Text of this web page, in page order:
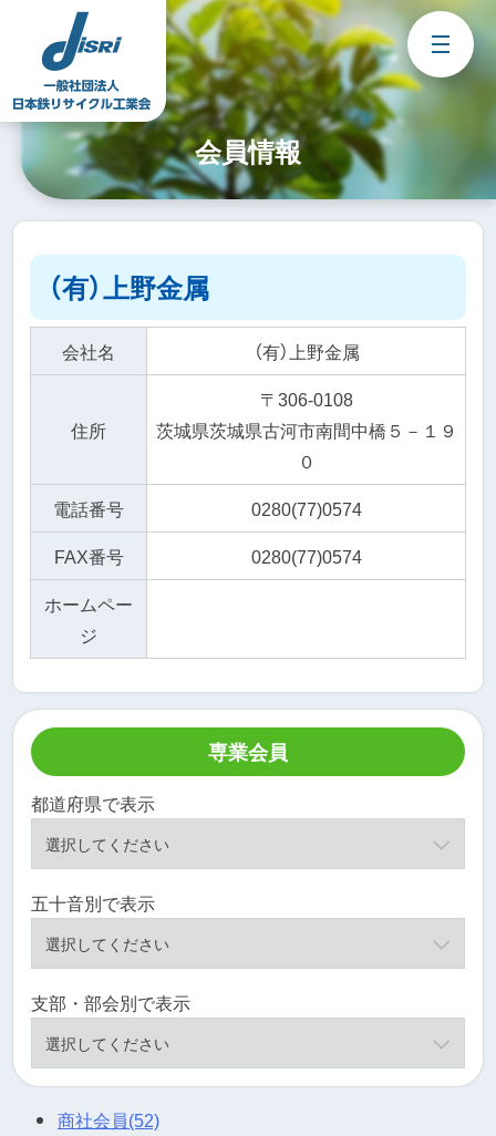
content
会員情報
（有）上野金属
会社名 （有）上野金属
住所
〒306-0108
茨城県茨城県古河市南間中橋５－１９
０
電話番号
0280(77)0574
FAX番号
0280(77)0574
ホームペー
ジ
専業会員
都道府県で表示
五十音別で表示
支部・部会別で表示
商社会員(52)